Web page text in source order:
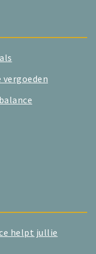
vergoeden
helpt jullie